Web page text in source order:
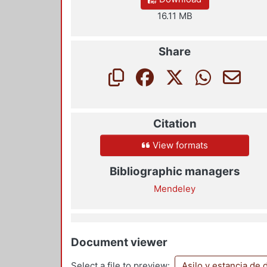
16.11 MB
Share
Citation
View formats
Bibliographic managers
Mendeley
Document viewer